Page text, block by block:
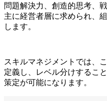
問題解決力、創造的思考、
主に経営者層に求められ、
します。
スキルマネジメントでは、
定義し、レベル分けするこ
策定が可能になります。